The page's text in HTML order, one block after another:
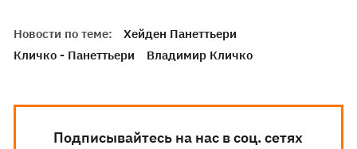
Новости по теме:
Хейден Панеттьери
Кличко - Панеттьери
Владимир Кличко
Подписывайтесь на нас в соц. сетях